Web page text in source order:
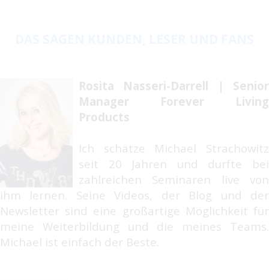
Rosita Nasseri-Darrell | Senior
Manager Forever Living
Products
Ich schätze Michael Strachowitz
seit 20 Jahren und durfte bei
zahlreichen Seminaren live von
ihm lernen. Seine Videos, der Blog und der
Newsletter sind eine großartige Möglichkeit für
meine Weiterbildung und die meines Teams.
Michael ist einfach der Beste.